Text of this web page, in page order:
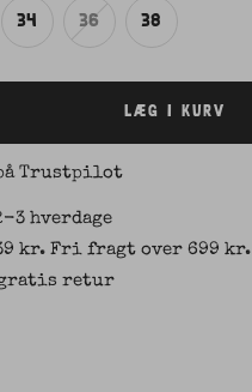
34 36 38
LÆG I KURV
Trustpilot
3 hverdage
kr. Fri fragt over 699 kr.
gratis retur